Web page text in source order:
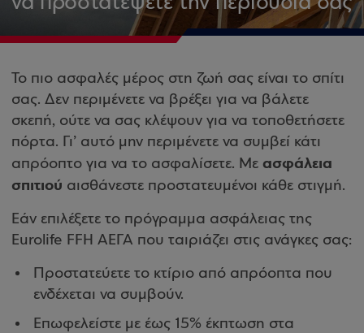
Το πιο ασφαλές μέρος στη ζωή σας είναι το σπίτι
σας. Δεν περιμένετε να βρέξει για να βάλετε
σκεπή, ούτε να σας κλέψουν για να τοποθετήσετε
πόρτα. Γι’ αυτό μην περιμένετε να συμβεί κάτι
απρόοπτο για να το ασφαλίσετε. Με ασφάλεια
σπιτιού αισθάνεστε προστατευμένοι κάθε στιγμή.
Εάν επιλέξετε το πρόγραμμα ασφάλειας της
Eurolife FFH ΑΕΓΑ που ταιριάζει στις ανάγκες σας:
Προστατεύετε το κτίριο από απρόοπτα που
ενδέχεται να συμβούν.
Επωφελείστε με έως 15% έκπτωση στα